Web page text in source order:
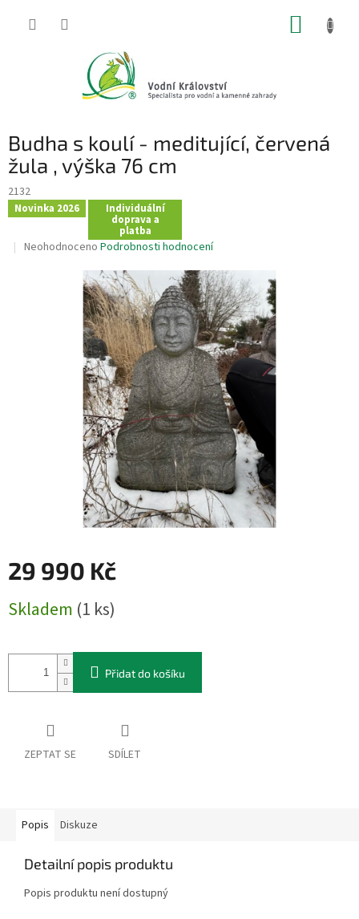
Budha s koulí - meditující, červená
žula , výška 76 cm
2132
Novinka 2026 Individuální
doprava a
platba
Průměrné
Neohodnoceno Podrobnosti hodnocení
29 990 Kč
cena:
Skladem (1 ks)
Přidat do košíku
ZEPTAT SE SDÍLET
Popis Diskuze
Detailní popis produktu
Popis produktu není dostupný